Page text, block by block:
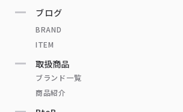
ブログ
BRAND
ITEM
取扱商品
ブランド一覧
商品紹介